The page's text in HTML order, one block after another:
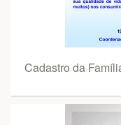
Cadastro da